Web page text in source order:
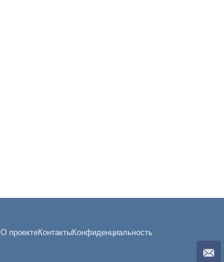
О проектеКонтактыКонфиденциальность